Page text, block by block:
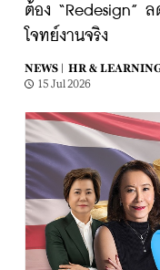
ต้อง “Redesign”
โจทย์งานจริง
NEWS |
HR &
15 Jul 2026